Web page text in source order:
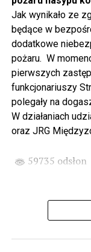
odbywając
Wikingów lub
spod biblioteki).
wysłuchamy
państwa
Wyjątkowym
Kawuś Music
polskich
przed biblioteką).
Projektów
turystyka.
Jak wynikało ze
będące w
dodatkowe
pożaru. W
pierwszych
funkcjonariuszy
polegały na
W działaniach
oraz JRG
59735 odsłon